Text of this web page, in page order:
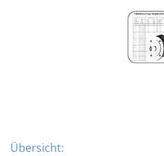
Übersicht: